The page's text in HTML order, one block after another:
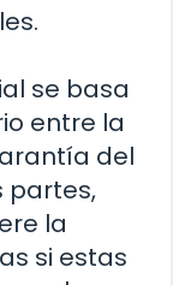
se basa
entre la
del
partes,
la
si estas